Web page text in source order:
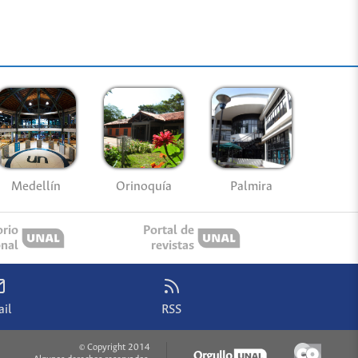
Medellín Orinoquía Palmira
Portal de
revistas
RSS
© Copyright 2014